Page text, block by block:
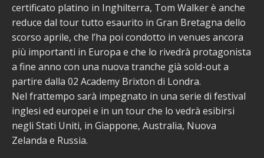
certificato platino in Inghilterra, Tom Walker è anche
reduce dal tour tutto esaurito in Gran Bretagna dello
scorso aprile, che l’ha poi condotto in venues ancora
più importanti in Europa e che lo rivedrà protagonista
a fine anno con una nuova tranche già sold-out a
partire dalla 02 Academy Brixton di Londra.
Nel frattempo sarà impegnato in una serie di festival
inglesi ed europei e in un tour che lo vedrà esibirsi
negli Stati Uniti, in Giappone, Australia, Nuova
Zelanda e Russia.